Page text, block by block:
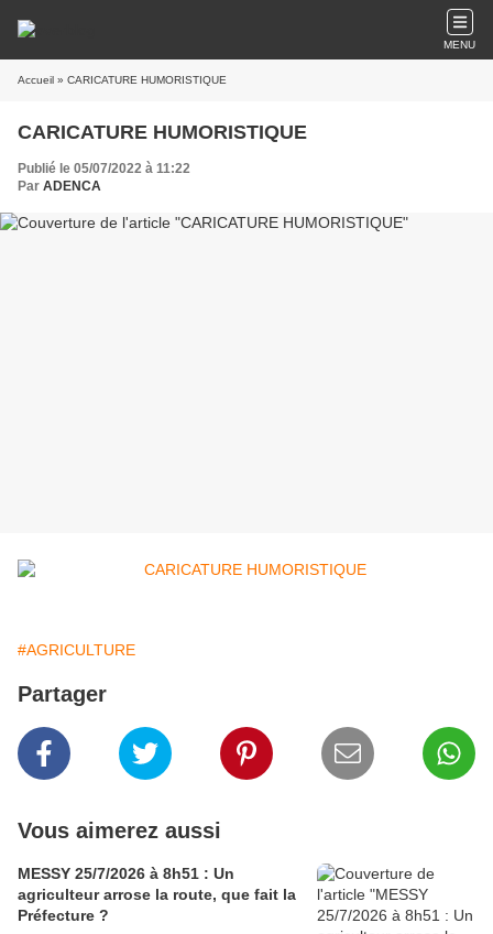
MENU
Accueil » CARICATURE HUMORISTIQUE
CARICATURE HUMORISTIQUE
Publié le 05/07/2022 à 11:22
Par ADENCA
#AGRICULTURE
Partager
Vous aimerez aussi
MESSY 25/7/2026 à 8h51 : Un
agriculteur arrose la route, que fait la
Préfecture ?